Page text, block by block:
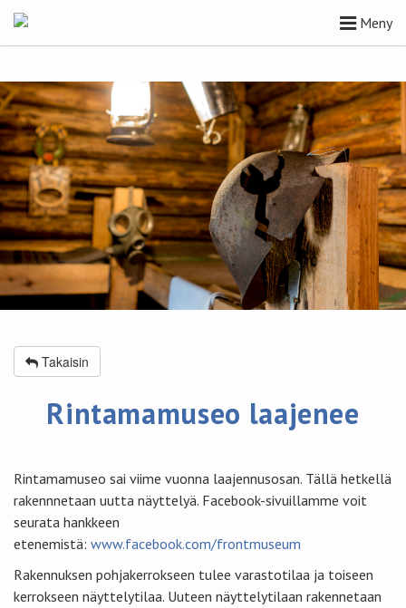
Meny
Takaisin
Rintamamuseo laajenee
Rintamamuseo sai viime vuonna laajennusosan. Tällä hetkellä
rakennnetaan uutta näyttelyä. Facebook-sivuillamme voit
seurata hankkeen
etenemistä: www.facebook.com/frontmuseum
Rakennuksen pohjakerrokseen tulee varastotilaa ja toiseen
kerrokseen näyttelytilaa. Uuteen näyttelytilaan rakennetaan